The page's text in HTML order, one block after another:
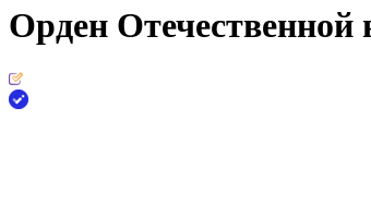
Орден Отечественной